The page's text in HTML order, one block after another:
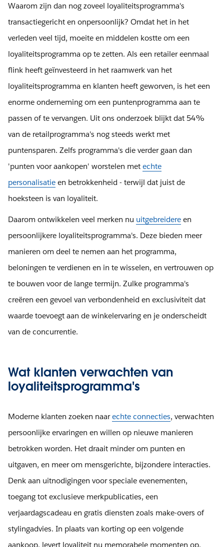
Waarom zijn dan nog zoveel loyaliteitsprogramma's
transactiegericht en onpersoonlijk? Omdat het in het
verleden veel tijd, moeite en middelen kostte om een
loyaliteitsprogramma op te zetten. Als een retailer eenmaal
flink heeft geïnvesteerd in het raamwerk van het
loyaliteitsprogramma en klanten heeft geworven, is het een
enorme onderneming om een puntenprogramma aan te
passen of te vervangen. Uit ons onderzoek blijkt dat 54%
van de retailprogramma's nog steeds werkt met
puntensparen. Zelfs programma's die verder gaan dan
'punten voor aankopen' worstelen met echte
personalisatie en betrokkenheid - terwijl dat juist de
hoeksteen is van loyaliteit.
Daarom ontwikkelen veel merken nu uitgebreidere en
persoonlijkere loyaliteitsprogramma's. Deze bieden meer
manieren om deel te nemen aan het programma,
beloningen te verdienen en in te wisselen, en vertrouwen op
te bouwen voor de lange termijn. Zulke programma's
creëren een gevoel van verbondenheid en exclusiviteit dat
waarde toevoegt aan de winkelervaring en je onderscheidt
van de concurrentie.
Wat klanten verwachten van
loyaliteitsprogramma's
Moderne klanten zoeken naarechte connecties, verwachten
persoonlijke ervaringen en willen op nieuwe manieren
betrokken worden. Het draait minder om punten en
uitgaven, en meer om mensgerichte, bijzondere interacties.
Denk aan uitnodigingen voor speciale evenementen,
toegang tot exclusieve merkpublicaties, een
verjaardagscadeau en gratis diensten zoals make-overs of
stylingadvies. In plaats van korting op een volgende
aankoop, levert loyaliteit nu memorabele momenten op.